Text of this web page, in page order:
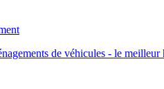
de véhicules - le